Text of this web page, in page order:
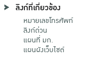
ลิงก์ที่เกี่ยวข้อง
หมายเลขโทรศัพท์
ลิงก์ด่วน
แผนที่ มก.
แผนผังเว็บไซต์